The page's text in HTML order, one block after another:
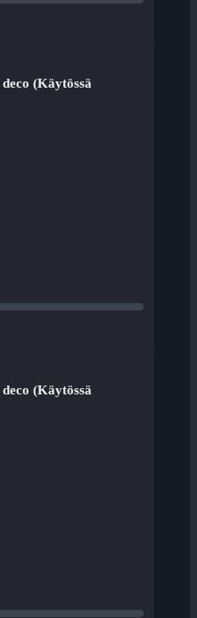
(Käytössä
(Käytössä